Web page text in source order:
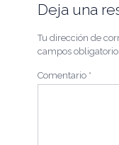
Deja una
Tu dirección de
campos
Comentario *